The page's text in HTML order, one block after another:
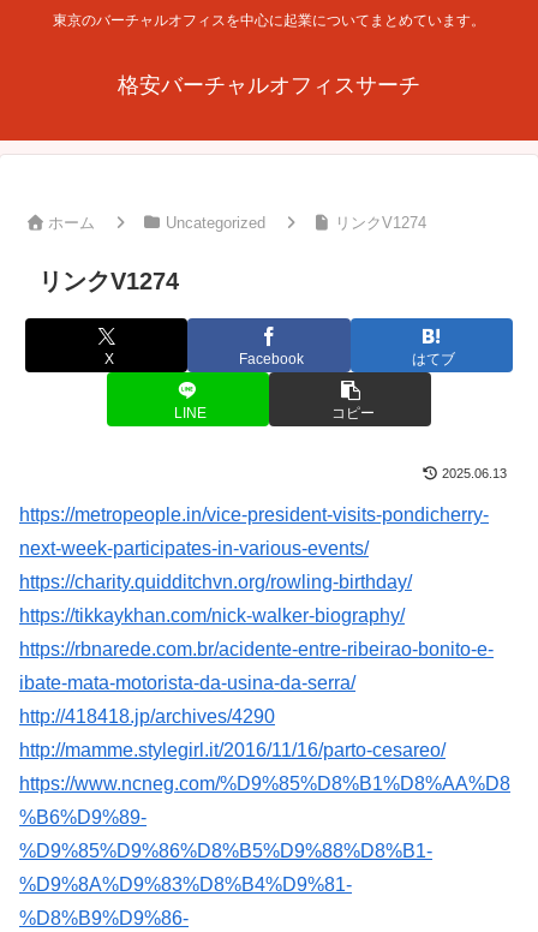
東京のバーチャルオフィスを中心に起業についてまとめています。
格安バーチャルオフィスサーチ
ホーム Uncategorized リンクV1274
リンクV1274
X Facebook はてブ
LINE コピー
2025.06.13
https://metropeople.in/vice-president-visits-pondicherry-
next-week-participates-in-various-events/
https://charity.quidditchvn.org/rowling-birthday/
https://tikkaykhan.com/nick-walker-biography/
https://rbnarede.com.br/acidente-entre-ribeirao-bonito-e-
ibate-mata-motorista-da-usina-da-serra/
http://418418.jp/archives/4290
http://mamme.stylegirl.it/2016/11/16/parto-cesareo/
https://www.ncneg.com/%D9%85%D8%B1%D8%AA%D8
%B6%D9%89-
%D9%85%D9%86%D8%B5%D9%88%D8%B1-
%D9%8A%D9%83%D8%B4%D9%81-
%D8%B9%D9%86-